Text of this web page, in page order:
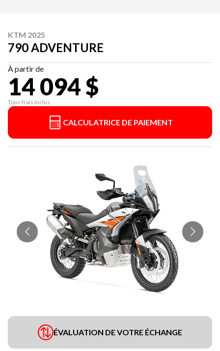
KTM 2025
790 ADVENTURE
À partir de
14 094 $
Tous frais inclus
CALCULATRICE DE PAIEMENT
ÉVALUATION DE VOTRE ÉCHANGE